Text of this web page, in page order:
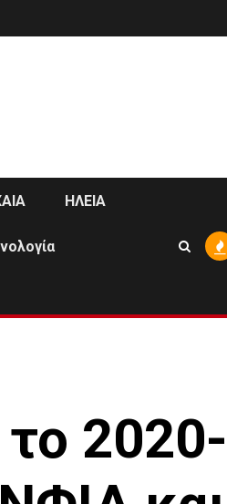
ΗΛΕΙΑ
2020-